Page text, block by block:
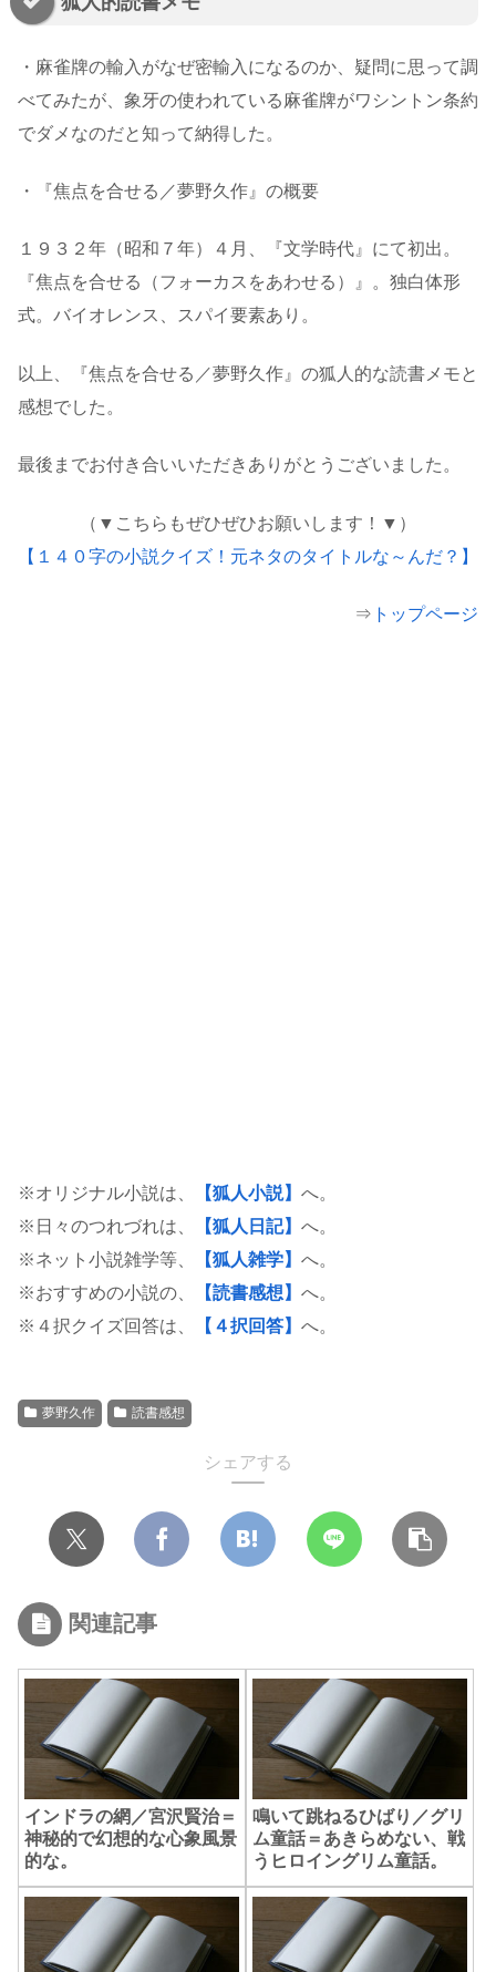
・麻雀牌の輸入がなぜ密輸入になるのか、疑問に思って調
べてみたが、象牙の使われている麻雀牌がワシントン条約
でダメなのだと知って納得した。
・『焦点を合せる／夢野久作』の概要
１９３２年（昭和７年）４月、『文学時代』にて初出。
『焦点を合せる（フォーカスをあわせる）』。独白体形
式。バイオレンス、スパイ要素あり。
以上、『焦点を合せる／夢野久作』の狐人的な読書メモと
感想でした。
最後までお付き合いいただきありがとうございました。
（▼こちらもぜひぜひお願いします！▼）
【１４０字の小説クイズ！元ネタのタイトルな～んだ？】
⇒ トップページ
※オリジナル小説は、 【狐人小説】 へ。
※日々のつれづれは、
【狐人日記】 へ。
※ネット小説雑学等、
【狐人雑学】 へ。
※おすすめの小説の、
【読書感想】 へ。
※４択クイズ回答は、
【４択回答】 へ。
夢野久作 読書感想
シェアする
関連記事
インドラの網／宮沢賢治＝
神秘的で幻想的な心象風景
的な。
鳴いて跳ねるひばり／グリ
ム童話＝あきらめない、戦
うヒロイングリム童話。